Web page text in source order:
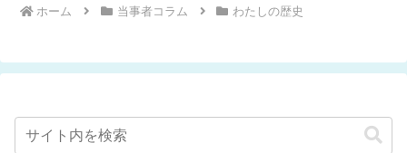
ホーム 当事者コラム わたしの歴史